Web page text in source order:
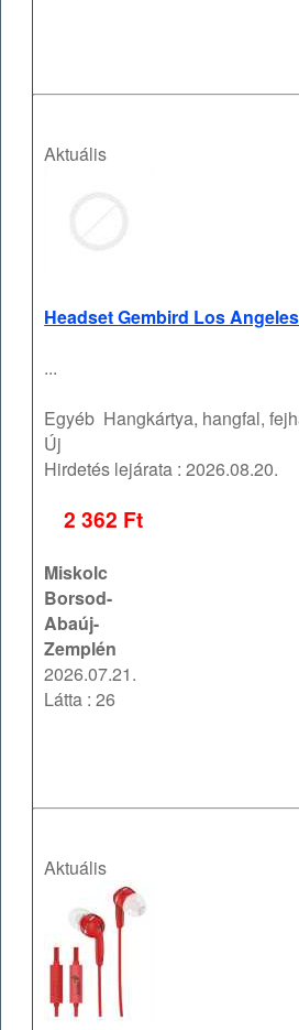
Aktuális
Headset Gembird Los
...
Egyéb Hangkártya, hangfal,
Új
Hirdetés lejárata :2026.08.20.
2 362 Ft
Miskolc
Borsod-
Abaúj-
Zemplén
2026.07.21.
Látta : 26
Aktuális